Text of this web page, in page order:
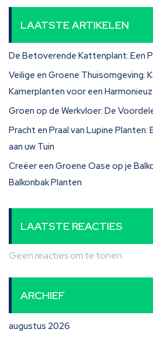
LAATSTE ARTIKELEN
De Betoverende Kattenplant: Een
Veilige en Groene Thuisomgeving:
Kamerplanten voor een
Groen op de Werkvloer: De
Pracht en Praal van Lupine Planten:
aan uw Tuin
Creëer een Groene Oase op je
Balkonbak Planten
LAATSTE REACTIES
Geen reacties om te tonen.
ARCHIEF
augustus 2026